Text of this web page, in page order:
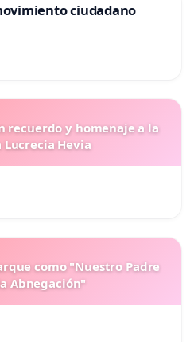
ciudadano
recuerdo y homenaje a la
Hevia
como "Nuestro Padre
Abnegación"